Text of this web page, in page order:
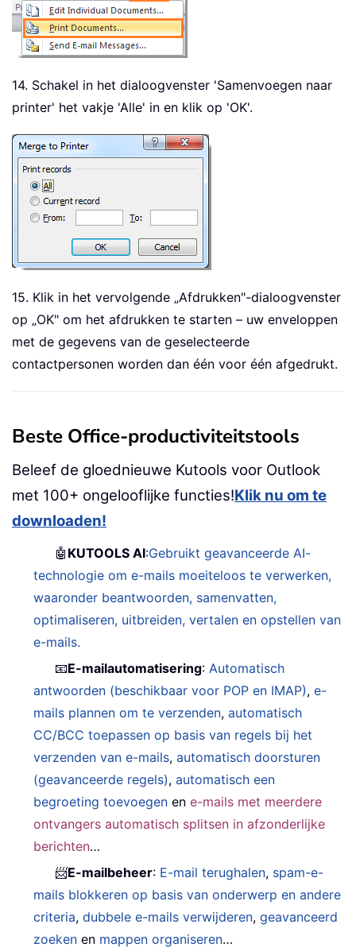
14. Schakel in het dialoogvenster 'Samenvoegen naar
printer' het vakje 'Alle' in en klik op 'OK'.
15. Klik in het vervolgende „Afdrukken"-dialoogvenster
op „OK" om het afdrukken te starten – uw enveloppen
met de gegevens van de geselecteerde
contactpersonen worden dan één voor één afgedrukt.
Beste Office-productiviteitstools
Beleef de gloednieuwe Kutools voor Outlook
met 100+ ongelooflijke functies!Klik nu om te
downloaden!
🤖 KUTOOLS AI:Gebruikt geavanceerde AI-
technologie om e-mails moeiteloos te verwerken,
waaronder beantwoorden, samenvatten,
optimaliseren, uitbreiden, vertalen en opstellen van
e-mails.
📧E-mailautomatisering:Automatisch
antwoorden (beschikbaar voor POP en IMAP),e-
mails plannen om te verzenden,automatisch
CC/BCC toepassen op basis van regels bij het
verzenden van e-mails,automatisch doorsturen
(geavanceerde regels),automatisch een
begroeting toevoegen ene-mails met meerdere
ontvangers automatisch splitsen in afzonderlijke
berichten…
📨E-mailbeheer: E-mail terughalen, spam-e-
mails blokkeren op basis van onderwerp en andere
criteria,dubbele e-mails verwijderen,geavanceerd
zoeken en mappen organiseren…